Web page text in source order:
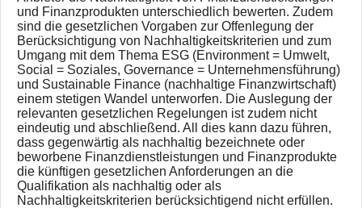
und Finanzprodukten unterschiedlich bewerten. Zudem
sind die gesetzlichen Vorgaben zur Offenlegung der
Berücksichtigung von Nachhaltigkeitskriterien und zum
Umgang mit dem Thema ESG (Environment = Umwelt,
Social = Soziales, Governance = Unternehmensführung)
und Sustainable Finance (nachhaltige Finanzwirtschaft)
einem stetigen Wandel unterworfen. Die Auslegung der
relevanten gesetzlichen Regelungen ist zudem nicht
eindeutig und abschließend. All dies kann dazu führen,
dass gegenwärtig als nachhaltig bezeichnete oder
beworbene Finanzdienstleistungen und Finanzprodukte
die künftigen gesetzlichen Anforderungen an die
Qualifikation als nachhaltig oder als
Nachhaltigkeitskriterien berücksichtigend nicht erfüllen.